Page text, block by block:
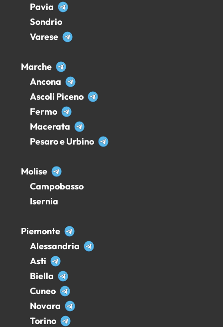
Pavia
Sondrio
Varese
Marche
Ancona
Ascoli Piceno
Fermo
Macerata
Pesaro e Urbino
Molise
Campobasso
Isernia
Piemonte
Alessandria
Asti
Biella
Cuneo
Novara
Torino